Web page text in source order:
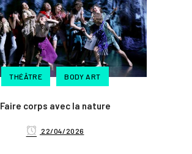
THÉÂTRE BODY ART
Faire corps avec la nature
22/04/2026